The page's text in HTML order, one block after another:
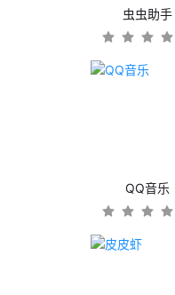
虫虫助手
QQ音乐